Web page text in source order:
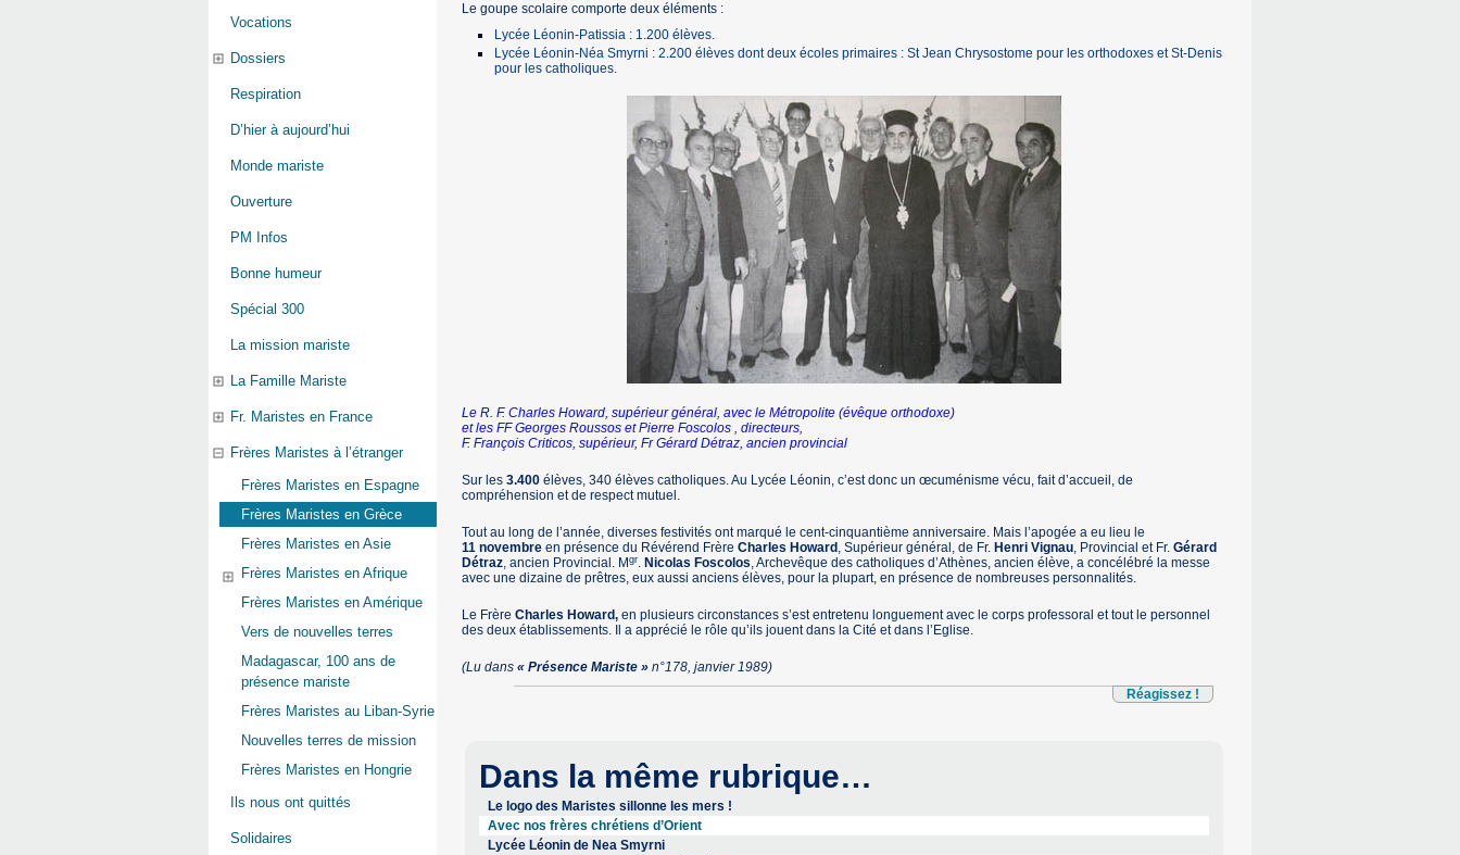
Le goupe scolaire comporte deux éléments :
Lycée Léonin-Patissia : 1.200 élèves.
Lycée Léonin-Néa Smyrni : 2.200 élèves dont deux écoles primaires : St Jean Chrysostome pour les orthodoxes et St-Denis
pour les catholiques.
Le R. F. Charles Howard, supérieur général, avec le Métropolite (évêque orthodoxe)
et les FF Georges Roussos et Pierre Foscolos , directeurs,
F. François Criticos, supérieur, Fr Gérard Détraz, ancien provincial
Sur les 3.400élèves, 340 élèves catholiques. Au Lycée Léonin, c’est donc un œcuménisme vécu, fait d’accueil, de
compréhension et de respect mutuel.
Tout au long de l’année, diverses festivités ont marqué le cent-cinquantième anniversaire. Mais l’apogée a eu lieu le
11 novembreen présence du Révérend Frère Charles Howard , Supérieur général, de Fr. Henri Vignau, Provincial et Fr. Gérard
Détraz, ancien Provincial. M gr. Nicolas Foscolos, Archevêque des catholiques d’Athènes, ancien élève, a concélébré la messe
avec une dizaine de prêtres, eux aussi anciens élèves, pour la plupart, en présence de nombreuses personnalités.
Le Frère Charles Howard,en plusieurs circonstances s’est entretenu longuement avec le corps professoral et tout le personnel
des deux établissements. Il a apprécié le rôle qu’ils jouent dans la Cité et dans l’Eglise.
(Lu dans « Présence Mariste »n°178, janvier 1989)
Réagissez !
Dans la même rubrique…
Le logo des Maristes sillonne les mers !
Avec nos frères chrétiens d’Orient
Lycée Léonin de Nea Smyrni
Vocations
Dossiers
Respiration
D’hier à aujourd’hui
Monde mariste
Ouverture
PM Infos
Bonne humeur
Spécial 300
La mission mariste
La Famille Mariste
Fr. Maristes en France
Frères Maristes à l’étranger
Frères Maristes en Espagne
Frères Maristes en Grèce
Frères Maristes en Asie
Frères Maristes en Afrique
Frères Maristes en Amérique
Vers de nouvelles terres
Madagascar, 100 ans de
présence mariste
Frères Maristes au Liban-Syrie
Nouvelles terres de mission
Frères Maristes en Hongrie
Ils nous ont quittés
Solidaires